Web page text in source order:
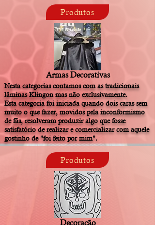
Produtos
Armas Decorativas
Nesta categorias contamos com as tradicionais
lâminas Klingon mas não exclusivamente.
Esta categoria foi iniciada quando dois caras sem
muito o que fazer, movidos pela inconformismo
de fãs, resolveram produzir algo que fosse
satisfatório de realizar e comercializar com aquele
gostinho de "foi feito por mim".
Produtos
Decoração